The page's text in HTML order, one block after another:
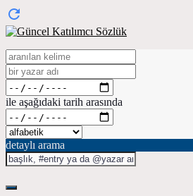
ile aşağıdaki tarih arasında
detaylı arama